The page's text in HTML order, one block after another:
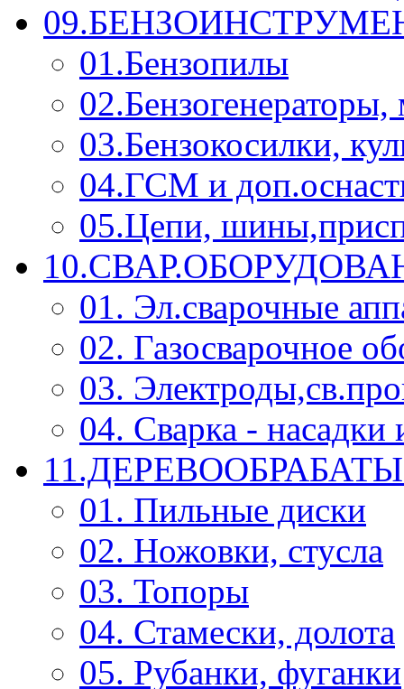
01.Бензопилы
03.Бензокосилки,
04.ГСМ и
05.Цепи,
01. Эл.сварочные
02. Газосварочное
03.
04. Сварка -
01. Пильные диски
02. Ножовки, стусла
03. Топоры
04. Стамески, долота
05. Рубанки, фуганки